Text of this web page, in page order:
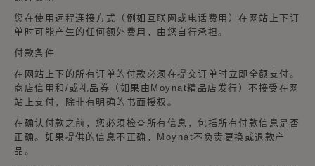
您在使用远程连接方式（例如互联网或电话费用）在网站上下订
单时可能产生的任何额外费用，由您自行承担。
付款条件
在网站上下的所有订单的付款必须在提交订单时立即全额支付。
商店信用和/或礼品券（如果由Moynat精品店发行）不接受在网
站上支付，除非有明确的书面授权。
在确认付款之前，您必须检查所有信息，包括所有付款信息是否
正确。如果提供的信息不正确，Moynat不负责更换或退款产
品。